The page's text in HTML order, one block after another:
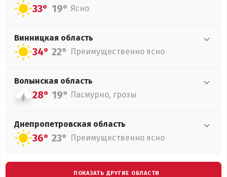
33° 19° Ясно
Винницкая область
34° 22° Преимущественно ясно
Волынская область
28° 19° Пасмурно, грозы
Днепропетровская область
36° 23° Преимущественно ясно
ПОКАЗАТЬ ДРУГИЕ ОБЛАСТИ